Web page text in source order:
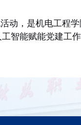
动，是机电工程
智能赋能党建工